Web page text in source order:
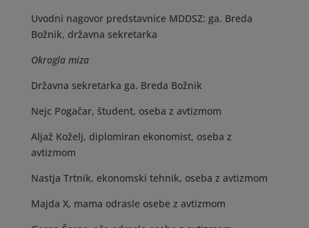
Uvodni nagovor predstavnice MDDSZ: ga. Breda
Božnik, državna sekretarka
Okrogla miza
Državna sekretarka ga. Breda Božnik
Nejc Pogačar, študent, oseba z avtizmom
Aljaž Koželj, diplomiran ekonomist, oseba z
avtizmom
Nastja Trtnik, ekonomski tehnik, oseba z avtizmom
Majda X, mama odrasle osebe z avtizmom